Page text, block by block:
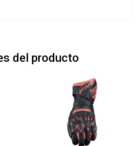
del producto